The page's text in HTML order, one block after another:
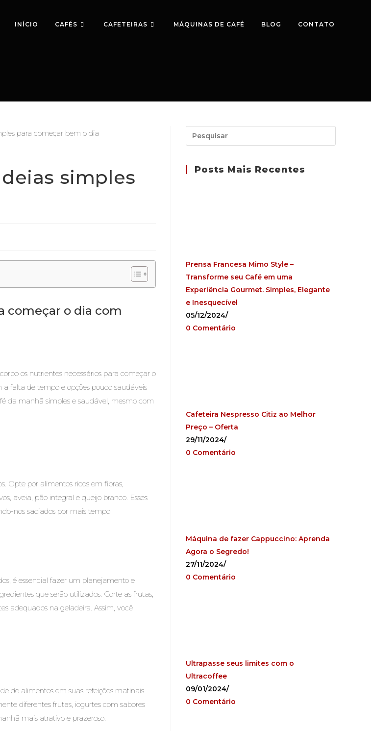
INÍCIO CAFÉS CAFETEIRAS MÁQUINAS DE CAFÉ BLOG CONTATO
simples
começar o dia com
os nutrientes necessários para começar o
falta de tempo e opções pouco saudáveis
da manhã simples e saudável, mesmo com
Opte por alimentos ricos em fibras,
aveia, pão integral e queijo branco. Esses
nos saciados por mais tempo.
é essencial fazer um planejamento e
que serão utilizados. Corte as frutas,
adequados na geladeira. Assim, você
de alimentos em suas refeições matinais.
diferentes frutas, iogurtes com sabores
mais atrativo e prazeroso.
Posts Mais Recentes
Prensa Francesa Mimo Style –
Transforme seu Café em uma
Experiência Gourmet. Simples, Elegante
e Inesquecível
05/12/2024/
0 Comentário
Cafeteira Nespresso Citiz ao Melhor
Preço – Oferta
29/11/2024/
0 Comentário
Máquina de fazer Cappuccino: Aprenda
Agora o Segredo!
27/11/2024/
0 Comentário
Ultrapasse seus limites com o
Ultracoffee
09/01/2024/
0 Comentário